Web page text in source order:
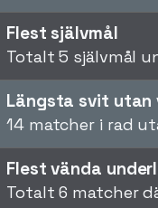
Flest självmål
Totalt 5 självmål
Längsta svit utan
14 matcher i rad
Flest vända
Totalt 6 matcher